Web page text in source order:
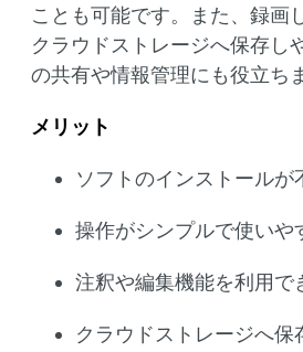
ことも可能です。また、録画
クラウドストレージへ保存し
の共有や情報管理にも役立ち
メリット
ソフトのインストールが
操作がシンプルで使いや
注釈や編集機能を利用で
クラウドストレージへ保